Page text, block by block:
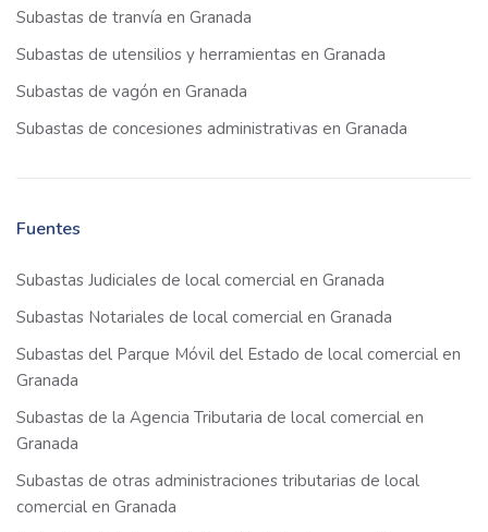
Subastas de tranvía en Granada
Subastas de utensilios y herramientas en Granada
Subastas de vagón en Granada
Subastas de concesiones administrativas en Granada
Fuentes
Subastas Judiciales de local comercial en Granada
Subastas Notariales de local comercial en Granada
Subastas del Parque Móvil del Estado de local comercial en
Granada
Subastas de la Agencia Tributaria de local comercial en
Granada
Subastas de otras administraciones tributarias de local
comercial en Granada